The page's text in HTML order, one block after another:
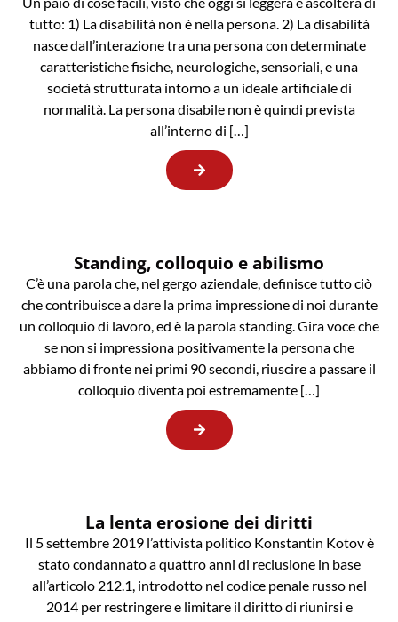
tutto: 1) La disabilità non è nella persona. 2) La disabilità
nasce dall’interazione tra una persona con determinate
caratteristiche fisiche, neurologiche, sensoriali, e una
società strutturata intorno a un ideale artificiale di
normalità. La persona disabile non è quindi prevista
all’interno di […]
Standing, colloquio e abilismo
C’è una parola che, nel gergo aziendale, definisce tutto ciò
che contribuisce a dare la prima impressione di noi durante
un colloquio di lavoro, ed è la parola standing. Gira voce che
se non si impressiona positivamente la persona che
abbiamo di fronte nei primi 90 secondi, riuscire a passare il
colloquio diventa poi estremamente […]
La lenta erosione dei diritti
Il 5 settembre 2019 l’attivista politico Konstantin Kotov è
stato condannato a quattro anni di reclusione in base
all’articolo 212.1, introdotto nel codice penale russo nel
2014 per restringere e limitare il diritto di riunirsi e